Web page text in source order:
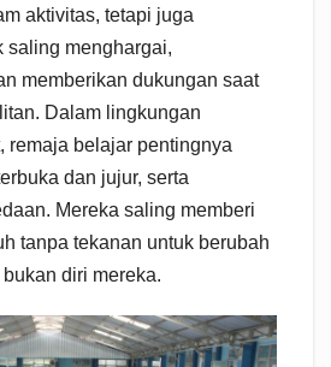
aktivitas, tetapi juga
saling menghargai,
memberikan dukungan saat
Dalam lingkungan
remaja belajar pentingnya
dan jujur, serta
Mereka saling memberi
tanpa tekanan untuk berubah
diri mereka.